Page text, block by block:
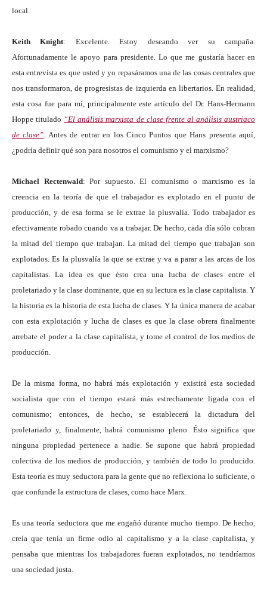
local.
Keith Knight: Excelente. Estoy deseando ver su campaña.
Afortunadamente le apoyo para presidente. Lo que me gustaría hacer en
esta entrevista es que usted y yo repasáramos una de las cosas centrales que
nos transformaron, de progresistas de izquierda en libertarios. En realidad,
esta cosa fue para mí, principalmente este artículo del Dr. Hans-Hermann
Hoppe titulado “El análisis marxista de clase frente al análisis austriaco
de clase” . Antes de entrar en los Cinco Puntos que Hans presenta aquí,
¿podría definir qué son para nosotros el comunismo y el marxismo?
Michael Rectenwald: Por supuesto. El comunismo o marxismo es la
creencia en la teoría de que el trabajador es explotado en el punto de
producción, y de esa forma se le extrae la plusvalía. Todo trabajador es
efectivamente robado cuando va a trabajar. De hecho, cada día sólo cobran
la mitad del tiempo que trabajan. La mitad del tiempo que trabajan son
explotados. Es la plusvalía la que se extrae y va a parar a las arcas de los
capitalistas. La idea es que ésto crea una lucha de clases entre el
proletariado y la clase dominante, que en su lectura es la clase capitalista. Y
la historia es la historia de esta lucha de clases. Y la única manera de acabar
con esta explotación y lucha de clases es que la clase obrera finalmente
arrebate el poder a la clase capitalista, y tome el control de los medios de
producción.
De la misma forma, no habrá más explotación y existirá esta sociedad
socialista que con el tiempo estará más estrechamente ligada con el
comunismo; entonces, de hecho, se establecerá la dictadura del
proletariado y, finalmente, habrá comunismo pleno. Ésto significa que
ninguna propiedad pertenece a nadie. Se supone que habrá propiedad
colectiva de los medios de producción, y también de todo lo producido.
Esta teoría es muy seductora para la gente que no reflexiona lo suficiente, o
que confunde la estructura de clases, como hace Marx.
Es una teoría seductora que me engañó durante mucho tiempo. De hecho,
creía que tenía un firme odio al capitalismo y a la clase capitalista, y
pensaba que mientras los trabajadores fueran explotados, no tendríamos
una sociedad justa.